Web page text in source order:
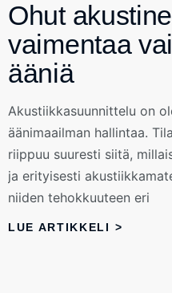
Ohut
vaimentaa
ääniä
Akustiikkasuunnittelu on
äänimaailman hallintaa.
riippuu suuresti siitä,
ja erityisesti
niiden tehokkuuteen eri
LUE ARTIKKELI >